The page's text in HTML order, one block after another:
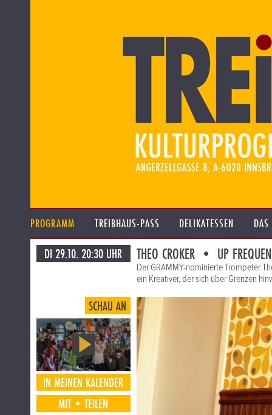
PROGRAMM TREIBHAUS-PASS DELIKATESSEN
DI 29.10. 20:30 UHR THEO CROKER • UP
Der GRAMMY-nominierte Trompeter
ein Kreativer, der sich über Grenzen
SCHAU AN
IN MEINEN KALENDER
MIT•TEILEN